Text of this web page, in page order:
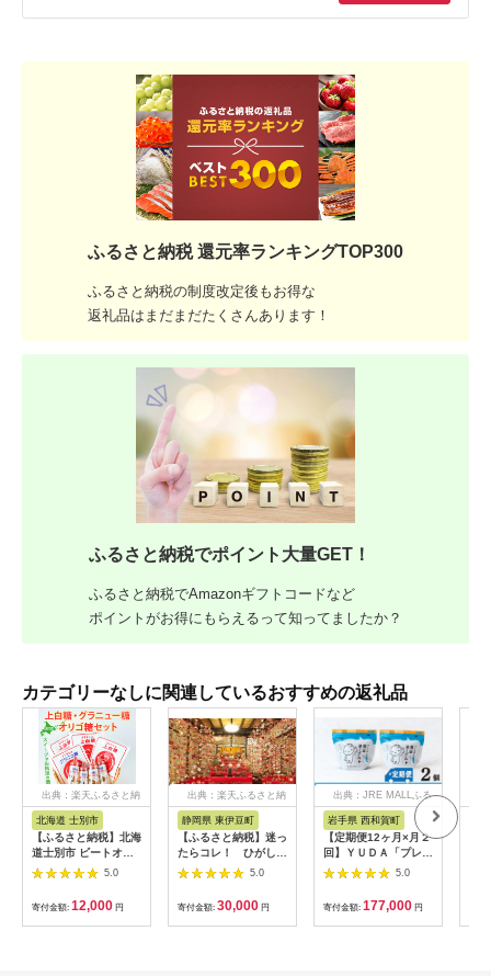
ふるさと納税 還元率ランキングTOP300
ふるさと納税の制度改定後もお得な
返礼品はまだまだたくさんあります！
ふるさと納税でポイント大量GET！
ふるさと納税でAmazonギフトコードなど
ポイントがお得にもらえるって知ってましたか？
カテゴリーなしに関連しているおすすめの返礼品
出典：楽天ふるさと納
北海道 士別市
【ふるさと納税】北海
道士別市 ビートオリ
ゴ糖・砂糖セット (計
3種) 調味料 甘味料 砂
糖 上白糖 グラニュー
糖 ビートオリゴ糖 オ
リゴ糖 ビート 料理 お
5.0
寄付金額: 12,000 円
出典：楽天ふるさと納
静岡県 東伊豆町
【ふるさと納税】迷っ
たらコレ！ ひがしい
ず 満喫 宿泊 補助
券 （9千円分）
C001／静岡県 東伊
豆町
5.0
寄付金額: 30,000 円
出典：JRE MALLふる
さと納税
岩手県 西和賀町
【定期便12ヶ月×月２
回】ＹＵＤＡ「プレミ
アム湯田ヨーグルト」
プレーン ２個
5.0
寄付金額: 177,000 円